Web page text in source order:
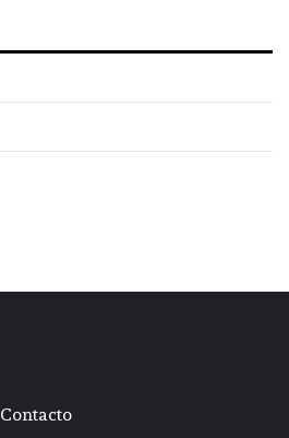
Contacto